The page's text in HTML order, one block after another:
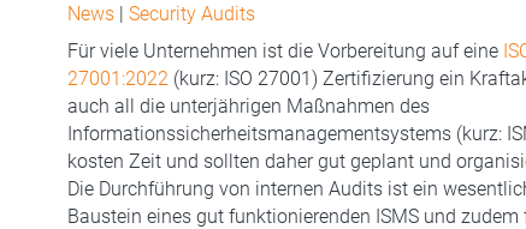
News| Security Audits
Für viele Unternehmen ist die Vorbereitung auf eine
27001:2022 (kurz: ISO 27001) Zertifizierung ein
auch all die unterjährigen Maßnahmen des
Informationssicherheitsmanagementsystems (kurz:
kosten Zeit und sollten daher gut geplant und
Die Durchführung von internen Audits ist ein
Baustein eines gut funktionierenden ISMS und zudem